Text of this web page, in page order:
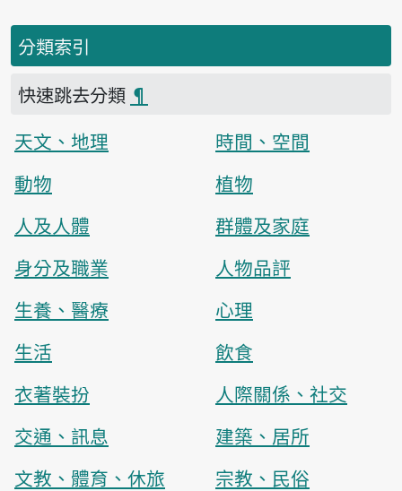
分類索引
快速跳去分類 ¶
天文、地理
時間、空間
動物
植物
人及人體
群體及家庭
身分及職業
人物品評
生養、醫療
心理
生活
飲食
衣著裝扮
人際關係、社交
交通、訊息
建築、居所
文教、體育、休旅
宗教、民俗